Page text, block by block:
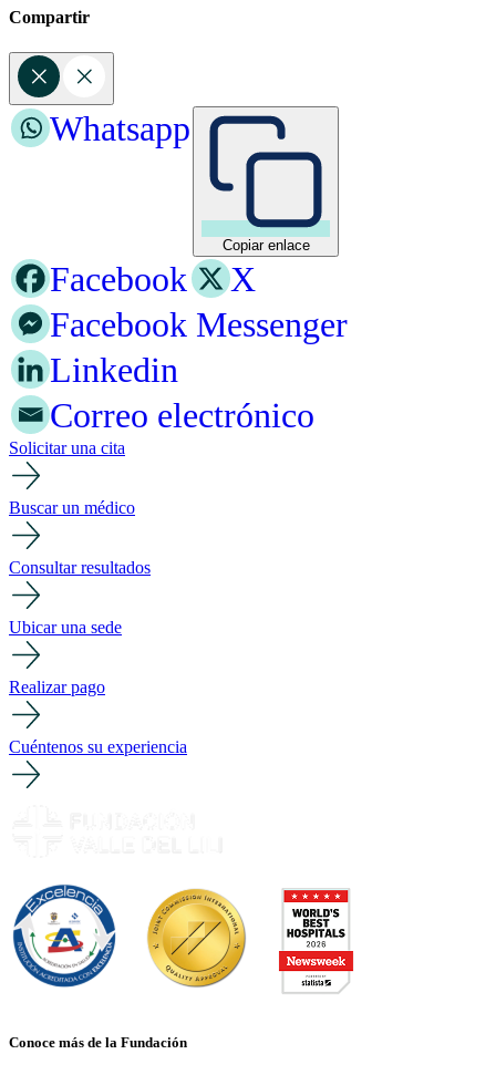
Compartir
Copiar enlace
Whatsapp
Facebook
X
Facebook Messenger
Linkedin
Correo electrónico
Solicitar una cita
Buscar un médico
Consultar resultados
Ubicar una sede
Realizar pago
Cuéntenos su experiencia
Conoce más de la Fundación